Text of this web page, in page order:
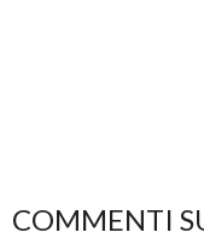
COMMENTI